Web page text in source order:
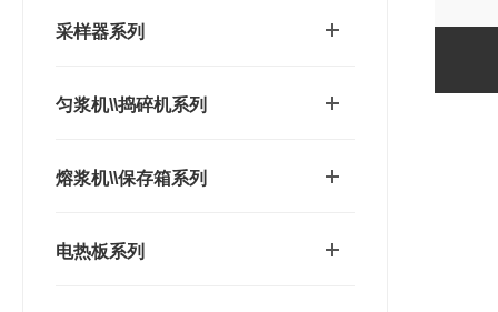
采样器系列
匀浆机\\捣碎机系列
熔浆机\\保存箱系列
电热板系列